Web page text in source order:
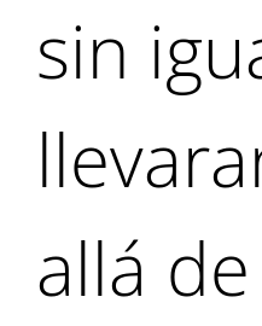
sin
allá